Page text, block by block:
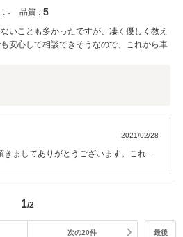
: ‐ 品質 : 5
いことも多かったですが、凄く優しく教え
安心して相談できそうなので、これから車
2021/02/28
きましてありがとうございます。これか
とうございました。
1/2
次の20件 最後